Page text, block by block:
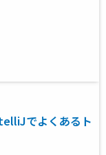
でよくあるト